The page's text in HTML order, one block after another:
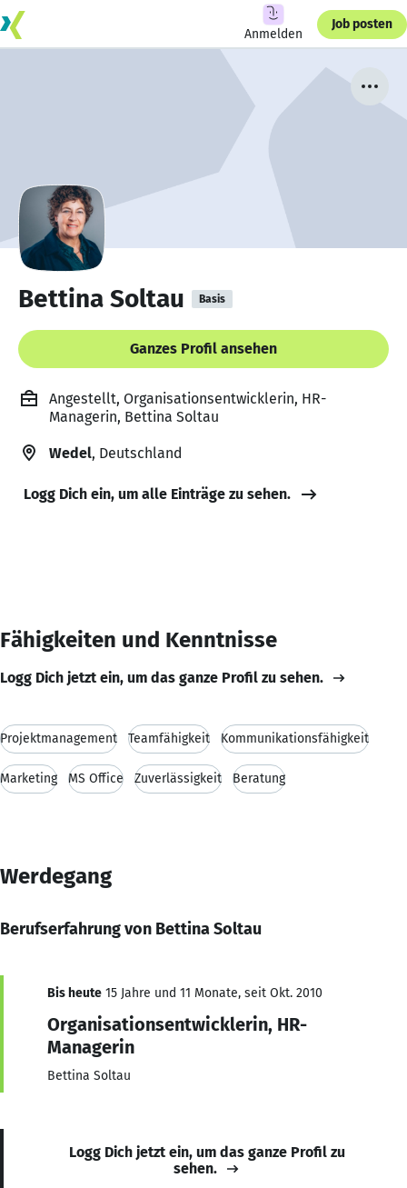
Anmelden
Job posten
Bettina Soltau Basis
Ganzes Profil ansehen
Angestellt, Organisationsentwicklerin, HR-
Managerin, Bettina Soltau
Wedel, Deutschland
Logg Dich ein, um alle Einträge zu sehen.
Fähigkeiten und Kenntnisse
Logg Dich jetzt ein, um das ganze Profil zu sehen.
Projektmanagement Teamfähigkeit Kommunikationsfähigkeit
Marketing MS Office Zuverlässigkeit Beratung
Werdegang
Berufserfahrung von Bettina Soltau
Bis heute 15 Jahre und 11 Monate, seit Okt. 2010
Organisationsentwicklerin, HR-
Managerin
Bettina Soltau
Logg Dich jetzt ein, um das ganze Profil zu
sehen.